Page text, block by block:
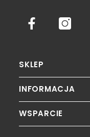
SKLEP
INFORMACJA
WSPARCIE